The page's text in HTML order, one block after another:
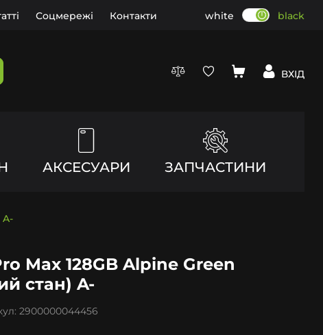
Соцмережі Контакти white black
ВХІД
АКСЕСУАРИ ЗАПЧАСТИНИ
Max 128GB Alpine Green
стан) A-
2900000044456